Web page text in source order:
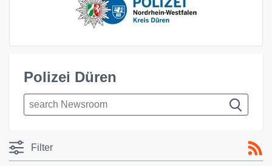
Polizei Düren
Filter